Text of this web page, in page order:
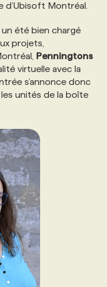
Montréal.
été bien chargé
projets,
Penningtons
virtuelle avec la
s’annonce donc
unités de la boîte